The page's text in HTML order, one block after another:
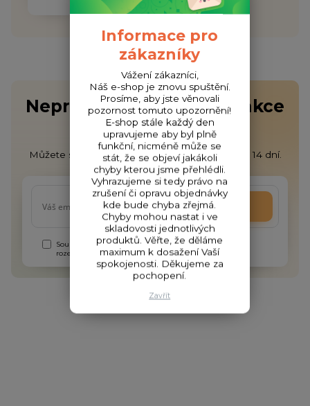
Nepropásněte novinky, akce
a slevy!
Můžete se kdykoli odhlásit. Zasíláme jednou za 14 dní.
Přihlásit se
Souhlasím se zpracováním osobních údajůza účelem
rozesílky newsletteru.
Informace pro
zákazníky
Vážení zákazníci,
Náš e-shop je znovu spuštění.
Prosíme, aby jste věnovali
pozornost tomuto upozornění!
E-shop stále každý den
upravujeme aby byl plně
funkční, nicméně může se
stát, že se objeví jakákoli
chyby kterou jsme přehlédli.
Vyhrazujeme si tedy právo na
zrušení či opravu objednávky
kde bude chyba zřejmá.
Chyby mohou nastat i ve
skladovosti jednotlivých
produktů. Věřte, že děláme
maximum k dosažení Vaší
spokojenosti. Děkujeme za
pochopení.
Zavřít